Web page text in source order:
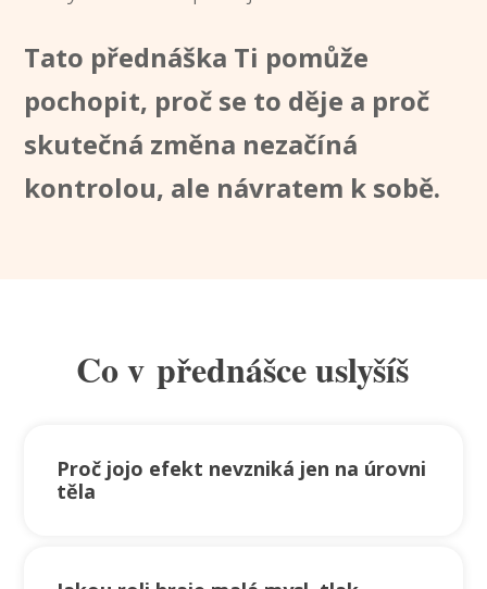
Tato přednáška Ti pomůže
pochopit, proč se to děje a proč
skutečná změna nezačíná
kontrolou, ale návratem k sobě.
Co v přednášce uslyšíš
Proč jojo efekt nevzniká jen na úrovni
těla